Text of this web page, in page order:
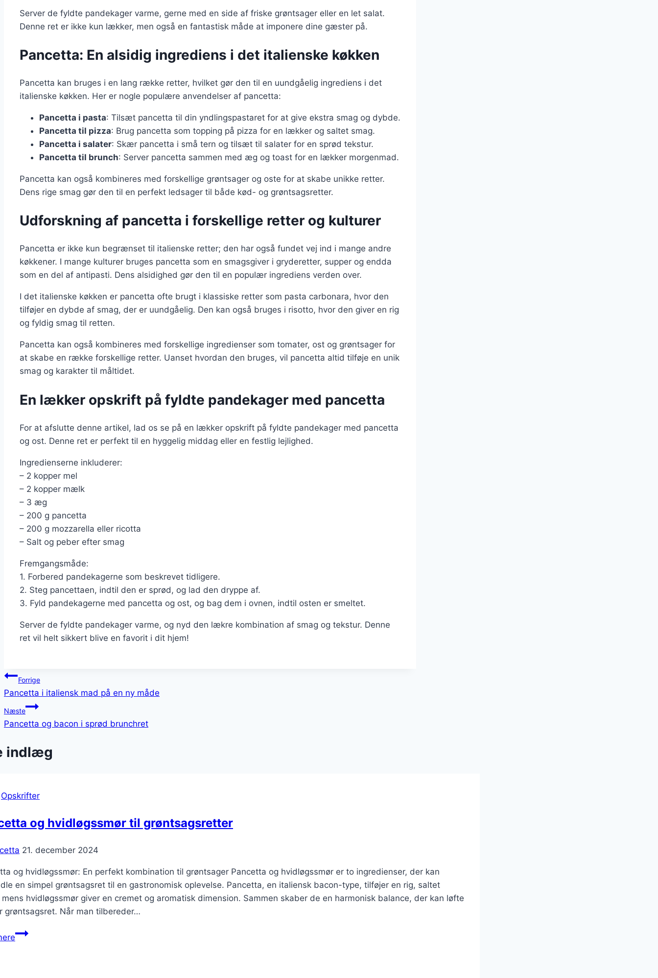
Server de fyldte pandekager varme, gerne med en side af friske grøntsager eller en let salat.
Denne ret er ikke kun lækker, men også en fantastisk måde at imponere dine gæster på.
Pancetta: En alsidig ingrediens i det italienske køkken
Pancetta kan bruges i en lang række retter, hvilket gør den til en uundgåelig ingrediens i det
italienske køkken. Her er nogle populære anvendelser af pancetta:
Pancetta i pasta: Tilsæt pancetta til din yndlingspastaret for at give ekstra smag og dybde.
Pancetta til pizza: Brug pancetta som topping på pizza for en lækker og saltet smag.
Pancetta i salater: Skær pancetta i små tern og tilsæt til salater for en sprød tekstur.
Pancetta til brunch: Server pancetta sammen med æg og toast for en lækker morgenmad.
Pancetta kan også kombineres med forskellige grøntsager og oste for at skabe unikke retter.
Dens rige smag gør den til en perfekt ledsager til både kød- og grøntsagsretter.
Udforskning af pancetta i forskellige retter og kulturer
Pancetta er ikke kun begrænset til italienske retter; den har også fundet vej ind i mange andre
køkkener. I mange kulturer bruges pancetta som en smagsgiver i gryderetter, supper og endda
som en del af antipasti. Dens alsidighed gør den til en populær ingrediens verden over.
I det italienske køkken er pancetta ofte brugt i klassiske retter som pasta carbonara, hvor den
tilføjer en dybde af smag, der er uundgåelig. Den kan også bruges i risotto, hvor den giver en rig
og fyldig smag til retten.
Pancetta kan også kombineres med forskellige ingredienser som tomater, ost og grøntsager for
at skabe en række forskellige retter. Uanset hvordan den bruges, vil pancetta altid tilføje en unik
smag og karakter til måltidet.
En lækker opskrift på fyldte pandekager med pancetta
For at afslutte denne artikel, lad os se på en lækker opskrift på fyldte pandekager med pancetta
og ost. Denne ret er perfekt til en hyggelig middag eller en festlig lejlighed.
Ingredienserne inkluderer:
– 2 kopper mel
– 2 kopper mælk
– 3 æg
– 200 g pancetta
– 200 g mozzarella eller ricotta
– Salt og peber efter smag
Fremgangsmåde:
1. Forbered pandekagerne som beskrevet tidligere.
2. Steg pancettaen, indtil den er sprød, og lad den dryppe af.
3. Fyld pandekagerne med pancetta og ost, og bag dem i ovnen, indtil osten er smeltet.
Server de fyldte pandekager varme, og nyd den lækre kombination af smag og tekstur. Denne
ret vil helt sikkert blive en favorit i dit hjem!
Indlægsnavigation
Forrige
Pancetta i italiensk mad på en ny måde
Næste
Pancetta og bacon i sprød brunchret
indlæg
Opskrifter
og hvidløgssmør til grøntsagsretter
21. december 2024
og hvidløgssmør: En perfekt kombination til grøntsager Pancetta og hvidløgssmør er to ingredienser, der kan
en simpel grøntsagsret til en gastronomisk oplevelse. Pancetta, en italiensk bacon-type, tilføjer en rig, saltet
mens hvidløgssmør giver en cremet og aromatisk dimension. Sammen skaber de en harmonisk balance, der kan løfte
grøntsagsret. Når man tilbereder…
Pancetta